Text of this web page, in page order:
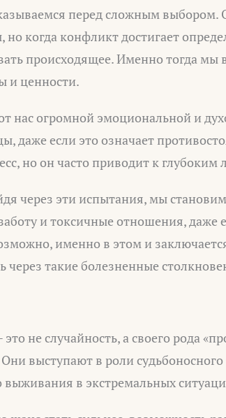
перед сложным
когда конфликт достигает
происходящее. Именно тогда мы
и ценности.
нас огромной эмоциональной и
даже если это означает
но он часто приводит к
через эти испытания, мы
и токсичные отношения, даже
именно в этом и
через такие болезненные
не случайность, а своего рода
выступают в роли
выживания в экстремальных